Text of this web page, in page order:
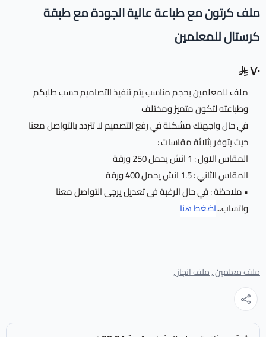
ملف كرتون مع طباعة عالية الجودة مع طبقة
كرستال للمعلمين
٧٠
ملف للمعلمين بحجم مناسب يتم تنفيذ التصاميم حسب طلبكم
وطباعته لتكون متميز ومختلف
في حال واجهتك مشكلة في رفع التصميم لا تتردد بالتواصل معنا
حيث يتوفر بثلاثة مقاسات :
المقاس الاول : 1 انش يحمل 250 ورقة
المقاس الثاني : 1.5 انش يحمل 400 ورقة
• ملاحظة : في حال الرغبة في تعديل يرجى التواصل معنا
واتساب...اضغط هنا
ملف معلمين ,ملف انجاز ,